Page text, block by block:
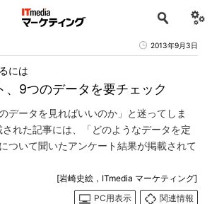
2013年9月3日
、9つのデータを要チェック
には
データを見ればいいのか」と迷ってしま
れた記事には、「どのようなデータを定
ついて聞いたアンケート結果が掲載されて
[岩崎史絵，ITmedia マーケティング]
PC用表示
関連情報